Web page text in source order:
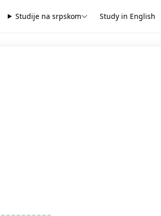
Studije na srpskom Study in English